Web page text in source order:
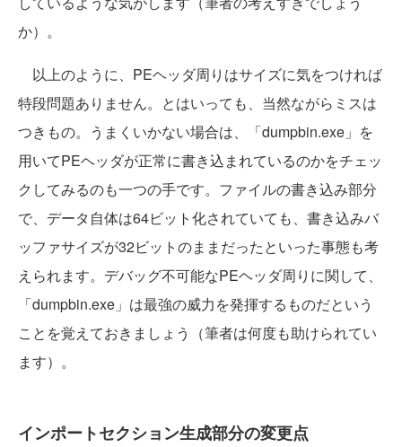
か）。
以上のように、PEヘッダ周りはサイズに気をつければ
特段問題ありません。とはいっても、当然ながらミスは
つきもの。うまくいかない場合は、「dumpbin.exe」を
用いてPEヘッダが正常に書き込まれているのかをチェッ
クしてみるのも一つの手です。ファイルの書き込み部分
で、データ自体は64ビット化されていても、書き込みバ
ッファサイズが32ビットのままだったといった事態も考
えられます。デバッグ不可能なPEヘッダ周りに関して、
「dumpbin.exe」は最強の威力を発揮するものだという
ことを覚えておきましょう（筆者は何度も助けられてい
ます）。
インポートセクション生成部分の変更点